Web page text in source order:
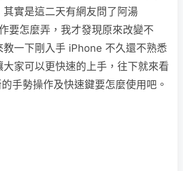
實是這二天有網友問了阿湯
要怎麼弄，我才發現原來改變不
教一下剛入手 iPhone 不久還不熟悉
家可以更快速的上手，往下就來看
手勢操作及快速鍵要怎麼使用吧。